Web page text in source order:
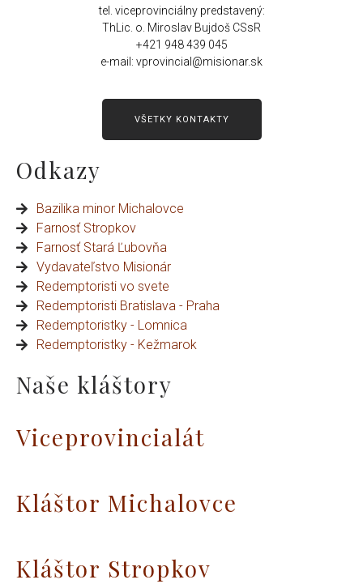
tel. viceprovinciálny predstavený:
ThLic. o. Miroslav Bujdoš CSsR
+421 948 439 045
e-mail: vprovincial@misionar.sk
VŠETKY KONTAKTY
Odkazy
Bazilika minor Michalovce
Farnosť Stropkov
Farnosť Stará Ľubovňa
Vydavateľstvo Misionár
Redemptoristi vo svete
Redemptoristi Bratislava - Praha
Redemptoristky - Lomnica
Redemptoristky - Kežmarok
Naše kláštory
Viceprovincialát
Kláštor Michalovce
Kláštor Stropkov